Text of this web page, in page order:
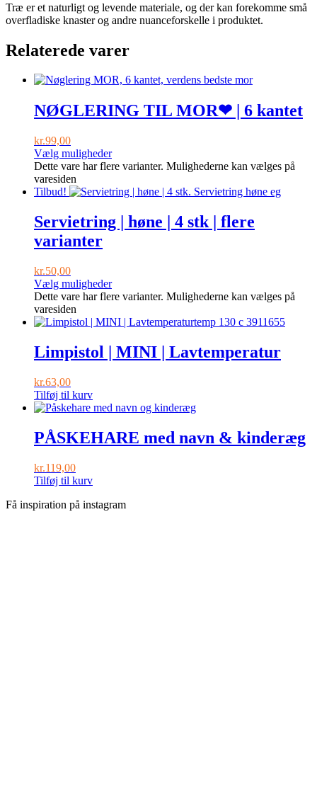
Træ er et naturligt og levende materiale, og der kan forekomme små
overfladiske knaster og andre nuanceforskelle i produktet.
Relaterede varer
NØGLERING TIL MOR❤ | 6 kantet
kr.99,00
Vælg muligheder
Dette vare har flere varianter. Mulighederne kan vælges på
varesiden
Tilbud!
Servietring | høne | 4 stk | flere
varianter
kr.50,00
Vælg muligheder
Dette vare har flere varianter. Mulighederne kan vælges på
varesiden
Limpistol | MINI | Lavtemperatur
kr.63,00
Tilføj til kurv
PÅSKEHARE med navn & kinderæg
kr.119,00
Tilføj til kurv
Få inspiration på instagram